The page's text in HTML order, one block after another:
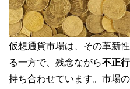
仮想通貨市場は、その革新
る一方で、残念ながら不正
持ち合わせています。市場